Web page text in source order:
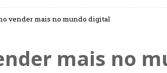
vender mais no mundo digital
mais no